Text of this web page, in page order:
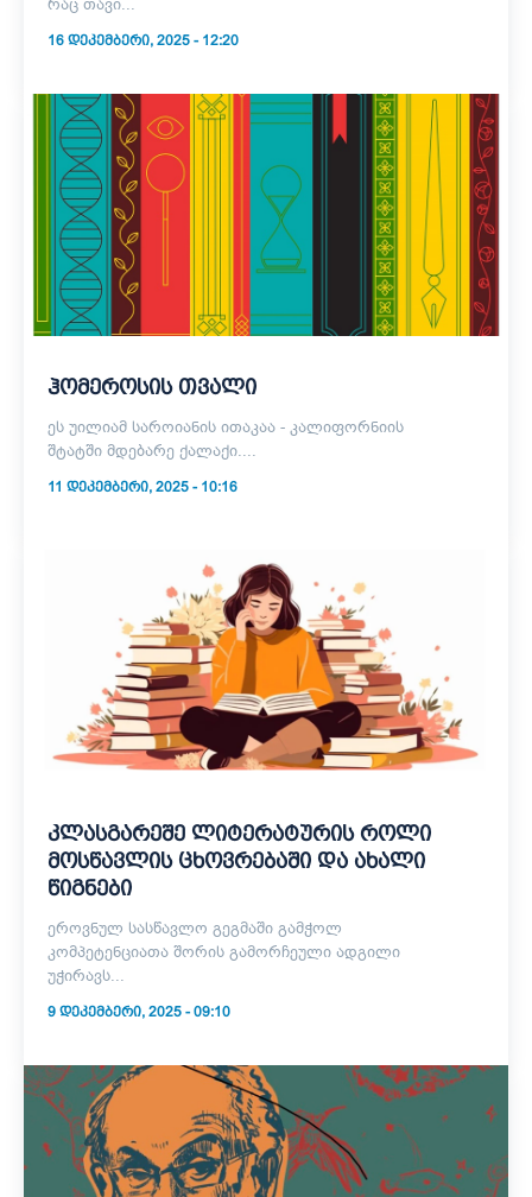
რაც თავი...
16 ᲓᲔᲙᲔᲛᲑᲔᲠᲘ, 2025 - 12:20
ჰომეროსის თვალი
ეს უილიამ საროიანის ითაკაა - კალიფორნიის
შტატში მდებარე ქალაქი....
11 ᲓᲔᲙᲔᲛᲑᲔᲠᲘ, 2025 - 10:16
კლასგარეშე ლიტერატურის როლი
მოსწავლის ცხოვრებაში და ახალი
წიგნები
ეროვნულ სასწავლო გეგმაში გამჭოლ
კომპეტენციათა შორის გამორჩეული ადგილი
უჭირავს...
9 ᲓᲔᲙᲔᲛᲑᲔᲠᲘ, 2025 - 09:10